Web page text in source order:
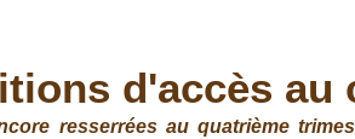
d'accès
resserrées au quatrième